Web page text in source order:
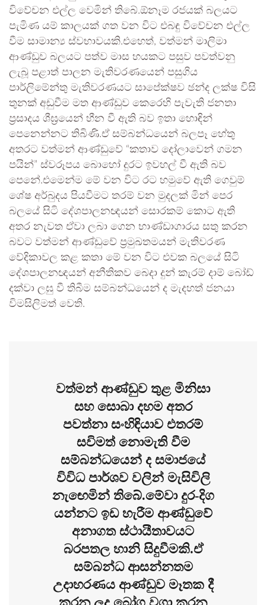
විවේචන එල්ල වෙමින් තිබේ.ඕනෑම රජයක් බලයට
පැමිණ යම් කාලයක් ගත වන විට එබඳු විවේචන එල්ල
වීම සාමාන්‍ය ස්වභාවයකි.එහෙත්, වත්මන් මාලිමා
ආණ්ඩුව බලයට පත්ව මාස හයකට පසුව පවත්වනු
ලැබූ පළාත් පාලන මැතිවරණයෙන් පසුගිය
පාර්ලිමේන්තු මැතිවරණයට සාපේක්ෂව ඡන්ද ලක්ෂ විසි
තුනක් අඩුවීම මත ආණ්ඩුව කෙරෙහි පැවැති ජනතා
ප්‍රසාදය ශීඝ්‍රයෙන් හීන වී ඇති බව ඉතා හොඳින්
පෙනෙන්නට තිබිණි.ඒ සම්බන්ධයෙන් බලපෑ හේතු
අතරට වත්මන් ආණ්ඩුවේ “කතාව දෝලාවෙන් ගමන
පයින්” ස්වරූපය බොහෝ දුරට ඉවහල් වී ඇති බව
පෙනේ.එමෙන්ම මේ වන විට රට හමුවේ ඇති ගෙවුම්
ශේෂ අර්බුදය පියවීමට තරම් වන මුදලක් මින් පෙර
බලයේ සිටි දේශපාලනඥයන් සොරකම් කොට ඇති
අතර නැවත ඒවා ලබා ගෙන භාණ්ඩාගාරය සතු කරන
බවට වත්මන් ආණ්ඩුවේ ප්‍රමුඛතමයන් මැතිවරණ
වේදිකාවල කළ කතා මේ වන විට එවක බලයේ සිටි
දේශපාලනඥයන් අනීතිකව බෙදා දුන් කැරම් දාම් බෝඩ්
දක්වා ලඝු වී තිබීම සම්බන්ධයෙන් ද මැදහත් ජනයා
විමසිලිමත් වෙති.
වත්මන් ආණ්ඩුව තුළ මිනිසා
සහ සොබා දහම අතර
පවත්නා සංහිඳියාව එතරම්
සවිමත් නොමැති වීම
සම්බන්ධයෙන් ද සමාජයේ
විවිධ පාර්ශව වලින් මැසිවිලි
නැඟෙමින් තිබේ.මේවා දුර-දිග
යන්නට ඉඩ හැරීම ආණ්ඩුවේ
අනාගත ස්ථායීතාවයට
බරපතල හානි සිදුවීමකි.ඒ
සම්බන්ධ ආසන්නතම
උදාහරණය ආණ්ඩුව මෑතක දී